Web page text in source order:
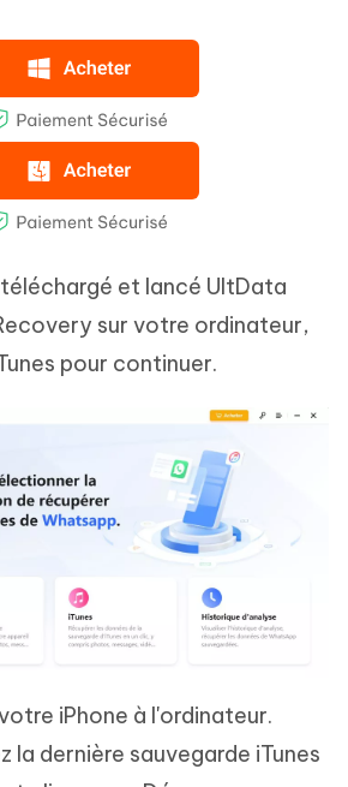
et lancé UltData
sur votre ordinateur,
pour continuer.
iPhone à l'ordinateur.
la dernière sauvegarde iTunes